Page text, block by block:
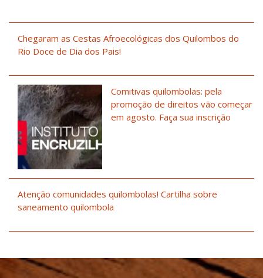
Chegaram as Cestas Afroecológicas dos Quilombos do
Rio Doce de Dia dos Pais!
Comitivas quilombolas: pela
promoção de direitos vão começar
em agosto. Faça sua inscrição
Atenção comunidades quilombolas! Cartilha sobre
saneamento quilombola